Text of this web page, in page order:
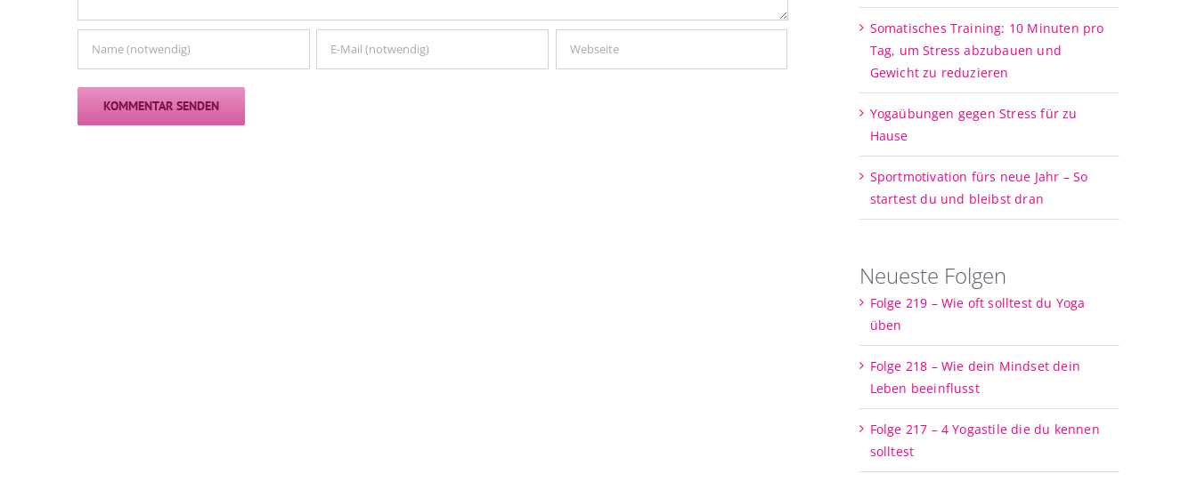
Somatisches Training: 10 Minuten pro
Tag, um Stress abzubauen und
Gewicht zu reduzieren
Yogaübungen gegen Stress für zu
Hause
Sportmotivation fürs neue Jahr – So
startest du und bleibst dran
Neueste Folgen
Folge 219 – Wie oft solltest du Yoga
üben
Folge 218 – Wie dein Mindset dein
Leben beeinflusst
Folge 217 – 4 Yogastile die du kennen
solltest